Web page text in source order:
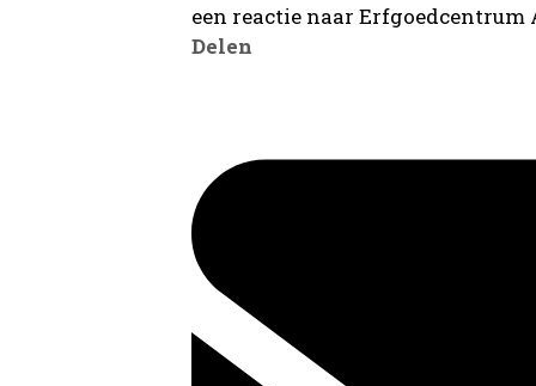
een reactie naar
Delen